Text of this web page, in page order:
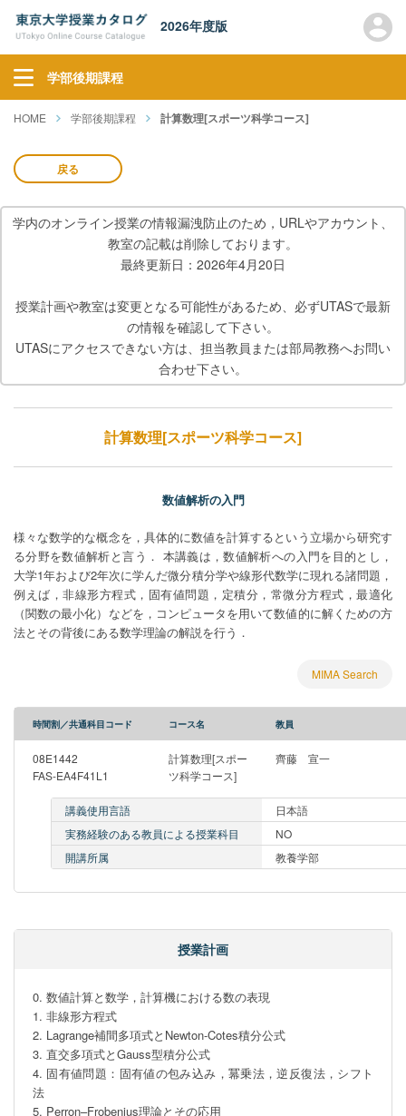
2026年度版
学部後期課程
HOME 学部後期課程 計算数理[スポーツ科学コース]
戻る
学内のオンライン授業の情報漏洩防止のため，URLやアカウント、
教室の記載は削除しております。
最終更新日：2026年4月20日
授業計画や教室は変更となる可能性があるため、必ずUTASで最新
の情報を確認して下さい。
UTASにアクセスできない方は、担当教員または部局教務へお問い
合わせ下さい。
計算数理[スポーツ科学コース]
数値解析の入門
様々な数学的な概念を，具体的に数値を計算するという立場から研究す
る分野を数値解析と言う． 本講義は，数値解析への入門を目的とし，
大学1年および2年次に学んだ微分積分学や線形代数学に現れる諸問題，
例えば，非線形方程式，固有値問題，定積分，常微分方程式，最適化
（関数の最小化）などを，コンピュータを用いて数値的に解くための方
法とその背後にある数学理論の解説を行う．
MIMA Search
時間割／共通科目コード コース名 教員
08E1442
FAS-EA4F41L1
計算数理[スポー
ツ科学コース]
齊藤 宣一
講義使用言語
日本語
実務経験のある教員による授業科目
NO
開講所属
教養学部
授業計画
0. 数値計算と数学，計算機における数の表現
1. 非線形方程式
2. Lagrange補間多項式とNewton-Cotes積分公式
3. 直交多項式とGauss型積分公式
4. 固有値問題：固有値の包み込み，冪乗法，逆反復法，シフト
法
5. Perron–Frobenius理論とその応用